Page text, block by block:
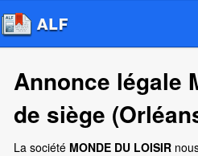
Annonce légale
de siège
La société MONDE DU LOISIR